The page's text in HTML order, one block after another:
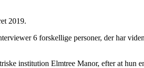
2019.
6 forskellige personer, der har
institution Elmtree Manor, efter at hun